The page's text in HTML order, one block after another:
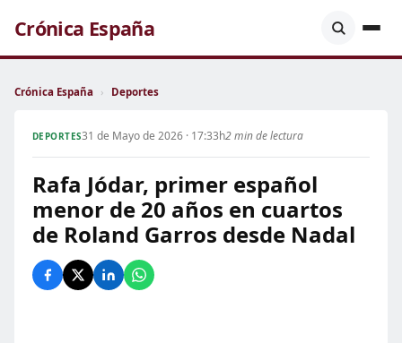
Crónica España
Crónica España › Deportes
DEPORTES31 de Mayo de 2026 · 17:33h2 min de lectura
Rafa Jódar, primer español
menor de 20 años en cuartos
de Roland Garros desde Nadal